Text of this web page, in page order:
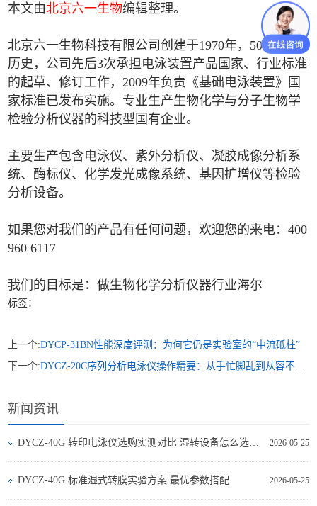
本文由北京六一生物编辑整理。
北京六一生物科技有限公司创建于1970年，50多年的
历史，公司先后3次承担电泳装置产品国家、行业标准
的起草、修订工作，2009年负责《基础电泳装置》国
家标准已发布实施。专业生产生物化学与分子生物学
检验分析仪器的科技型国有企业。
主要生产包含电泳仪、紫外分析仪、凝胶成像分析系
统、酶标仪、化学发光成像系统、基因扩增仪等检验
分析设备。
如果您对我们的产品有任何问题，欢迎您的来电：400
960 6117
我们的目标是：做生物化学分析仪器行业海尔
标签：
上一个:DYCP-31BN性能深度评测：为何它仍是实验室的“中流砥柱”
下一个:DYCZ-20C序列分析电泳仪操作精要：从手忙脚乱到从容不迫的实战心得
新闻资讯
2026-05-25
DYCZ-40G 转印电泳仪选购实测对比 湿转设备怎么选不踩坑
2026-05-25
DYCZ-40G 标准湿式转膜实验方案 最优参数搭配